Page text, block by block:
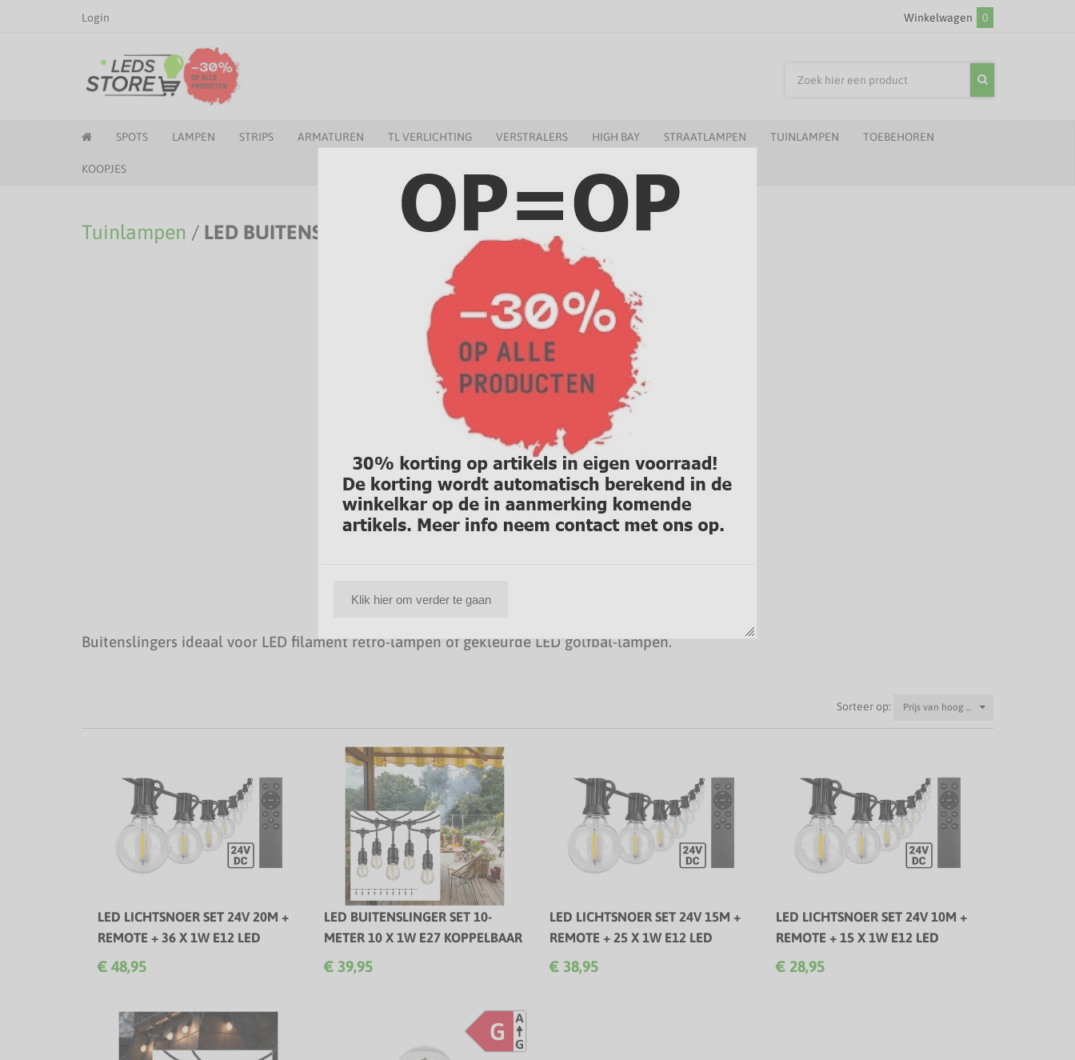
Login Winkelwagen 0
SPOTS LAMPEN STRIPS ARMATUREN TL VERLICHTING VERSTRALERS HIGH BAY STRAATLAMPEN TUINLAMPEN TOEBEHOREN
KOOPJES
Tuinlampen / LED BUITENSLINGERS
Buitenslingers ideaal voor LED filament retro-lampen of gekleurde LED golfbal-lampen.
Sorteer op: Prijs van hoog ...
LED LICHTSNOER SET 24V 20M +
REMOTE + 36 X 1W E12 LED
2700K
Complete Plug & Play LED lichtslinger
€ 48,95
LED BUITENSLINGER SET 10-
METER 10 X 1W E27 KOPPELBAAR
€ 39,95
LED LICHTSNOER SET 24V 15M +
REMOTE + 25 X 1W E12 LED
2700K
Complete Plug & Play LED lichtslinger
€ 38,95
LED LICHTSNOER SET 24V 10M +
REMOTE + 15 X 1W E12 LED
2700K
Complete Plug & Play LED lichtslinger
€ 28,95
G
Klik hier om verder te gaan